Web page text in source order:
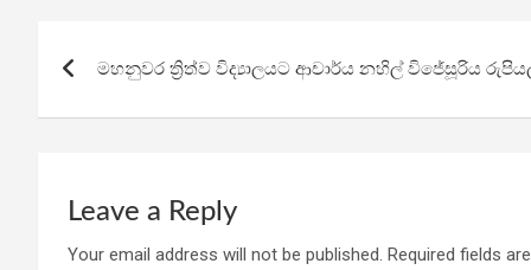
o
A a
navigation
මහනුවර ත්‍රිත්ව විද්‍යාලයට ආචාර්ය නහිල් විජේසූරිය
Leave a Reply
Your email address will not be published. Required fields